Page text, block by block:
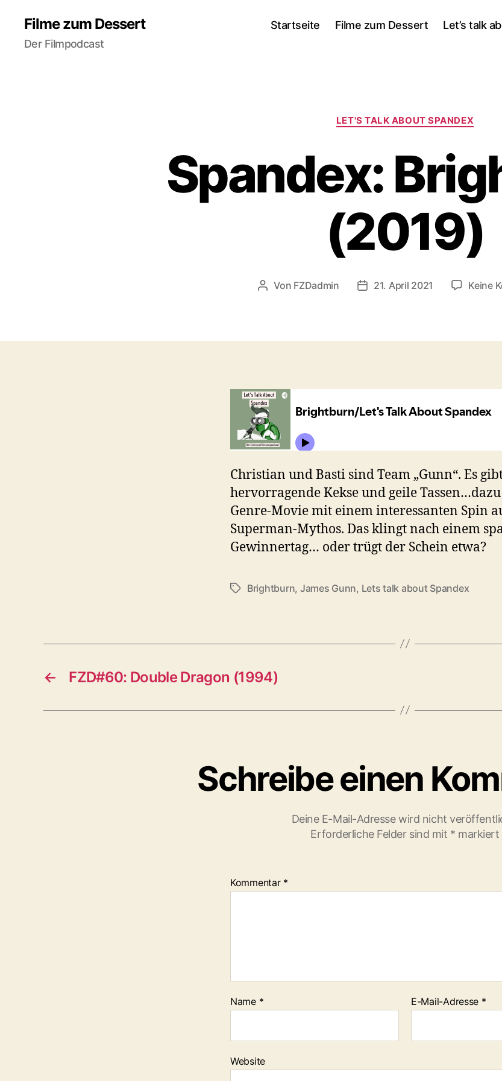
Filme zum Dessert
Der Filmpodcast
Startseite Filme zum Dessert Let’s talk
Kategorien
LET'S TALK ABOUT SPANDEX
Spandex:
(2019)
Beitragsautor
Von FZDadmin Veröffentlichungsdatum
21. April 2021 Keine
Christian und Basti sind Team „Gunn“. Es
hervorragende Kekse und geile
Genre-Movie mit einem interessanten Spin
Superman-Mythos. Das klingt nach einem
Gewinnertag… oder trügt der Schein etwa?
Schlagwörter
Brightburn, James Gunn, Lets talk about Spandex
← FZD#60: Double Dragon (1994)
Schreibe einen
Deine E-Mail-Adresse wird nicht
Erforderliche Felder sind mit * markiert
Kommentar *
Name * E-Mail-Adresse *
Website